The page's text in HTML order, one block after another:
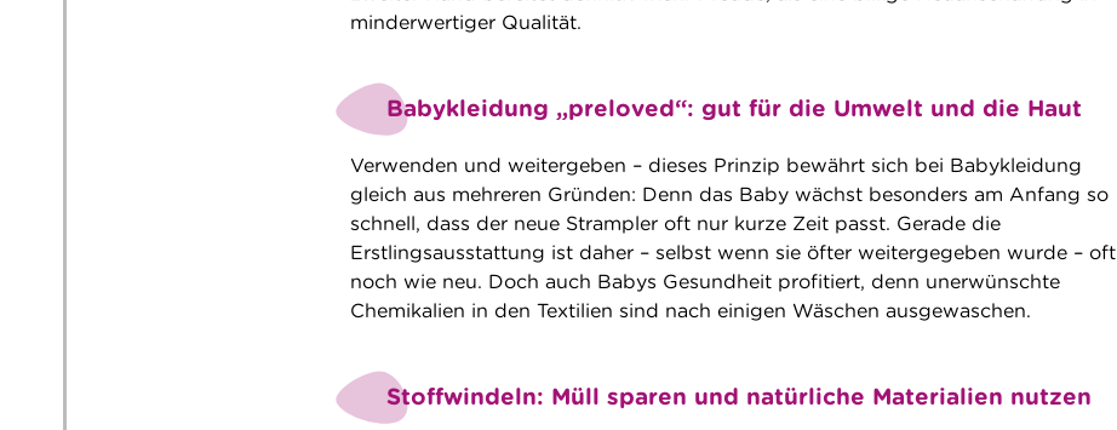
minderwertiger Qualität.
Babykleidung „preloved“: gut für die Umwelt und die Haut
Verwenden und weitergeben – dieses Prinzip bewährt sich bei Babykleidung
gleich aus mehreren Gründen: Denn das Baby wächst besonders am Anfang so
schnell, dass der neue Strampler oft nur kurze Zeit passt. Gerade die
Erstlingsausstattung ist daher – selbst wenn sie öfter weitergegeben wurde – oft
noch wie neu. Doch auch Babys Gesundheit profitiert, denn unerwünschte
Chemikalien in den Textilien sind nach einigen Wäschen ausgewaschen.
Stoffwindeln: Müll sparen und natürliche Materialien nutzen